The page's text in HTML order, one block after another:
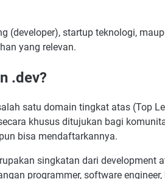
(developer), startup teknologi,
yang relevan.
.dev?
satu domain tingkat atas (Top
khusus ditujukan bagi
bisa mendaftarkannya.
singkatan dari development
programmer, software